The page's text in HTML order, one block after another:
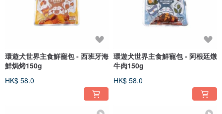
環遊犬世界主食鮮寵包 - 西班牙海
鮮焗烤150g
HK$ 58.0
環遊犬世界主食鮮寵包 - 阿根廷燉
牛肉150g
HK$ 58.0